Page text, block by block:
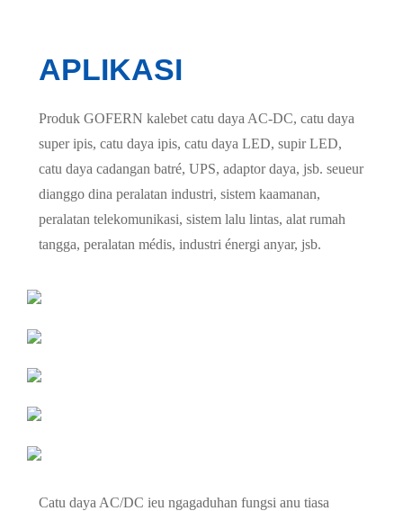
APLIKASI
Produk GOFERN kalebet catu daya AC-DC, catu daya
super ipis, catu daya ipis, catu daya LED, supir LED,
catu daya cadangan batré, UPS, adaptor daya, jsb. seueur
dianggo dina peralatan industri, sistem kaamanan,
peralatan telekomunikasi, sistem lalu lintas, alat rumah
tangga, peralatan médis, industri énergi anyar, jsb.
Catu daya AC/DC ieu ngagaduhan fungsi anu tiasa